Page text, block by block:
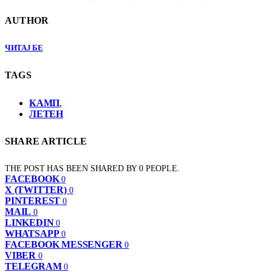
AUTHOR
ЧИТАЈ БЕ
TAGS
КАМП,
ЛЕТЕН
SHARE ARTICLE
THE POST HAS BEEN SHARED BY0 PEOPLE.
FACEBOOK 0
X (TWITTER) 0
PINTEREST 0
MAIL 0
LINKEDIN 0
WHATSAPP 0
FACEBOOK MESSENGER 0
VIBER 0
TELEGRAM 0